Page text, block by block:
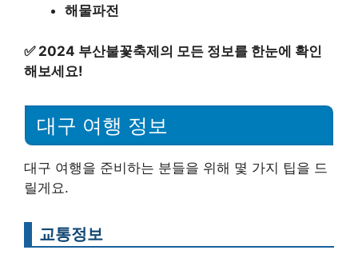
해물파전
✅ 2024 부산불꽃축제의 모든 정보를 한눈에 확인
해보세요!
대구 여행 정보
대구 여행을 준비하는 분들을 위해 몇 가지 팁을 드
릴게요.
교통정보